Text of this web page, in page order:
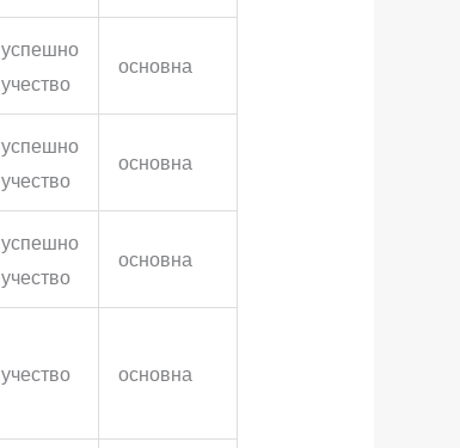
успешно
учество
основна
успешно
учество
основна
успешно
учество
основна
учество основна